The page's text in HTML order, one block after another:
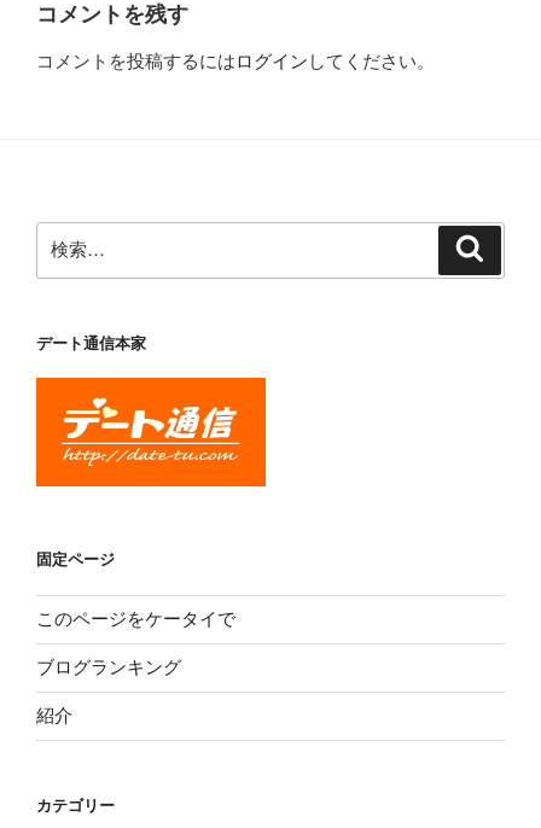
コメントを残す
コメントを投稿するにはログイン してください。
索:
デート通信本家
固定ページ
このページをケータイで
ブログランキング
紹介
カテゴリー